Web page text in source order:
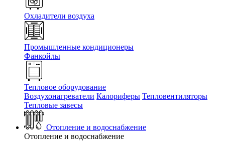
Охладители воздуха
Промышленные кондиционеры
Фанкойлы
Тепловое оборудование
Воздухонагреватели Калориферы Тепловентиляторы
Тепловые завесы
Отопление и водоснабжение
Отопление и водоснабжение